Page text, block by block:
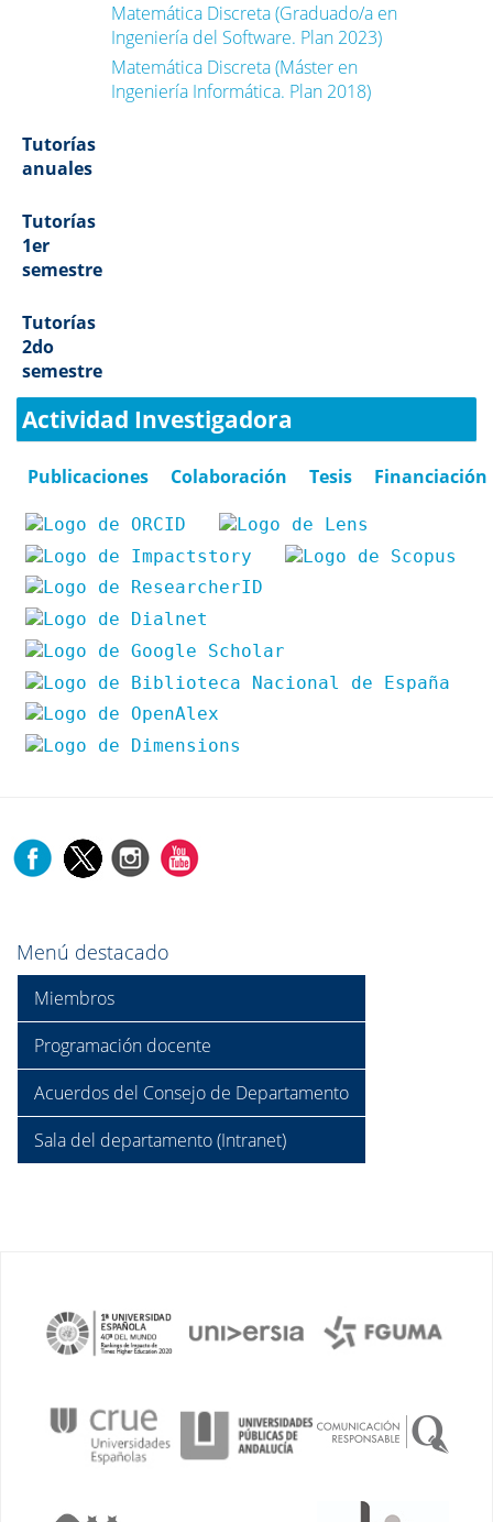
Matemática Discreta (Graduado/a en
Ingeniería del Software. Plan 2023)
Matemática Discreta (Máster en
Ingeniería Informática. Plan 2018)
Tutorías
anuales
Tutorías
1er
semestre
Tutorías
2do
semestre
Actividad Investigadora
Publicaciones Colaboración Tesis Financiación
Menú destacado
Miembros
Programación docente
Acuerdos del Consejo de Departamento
Sala del departamento (Intranet)